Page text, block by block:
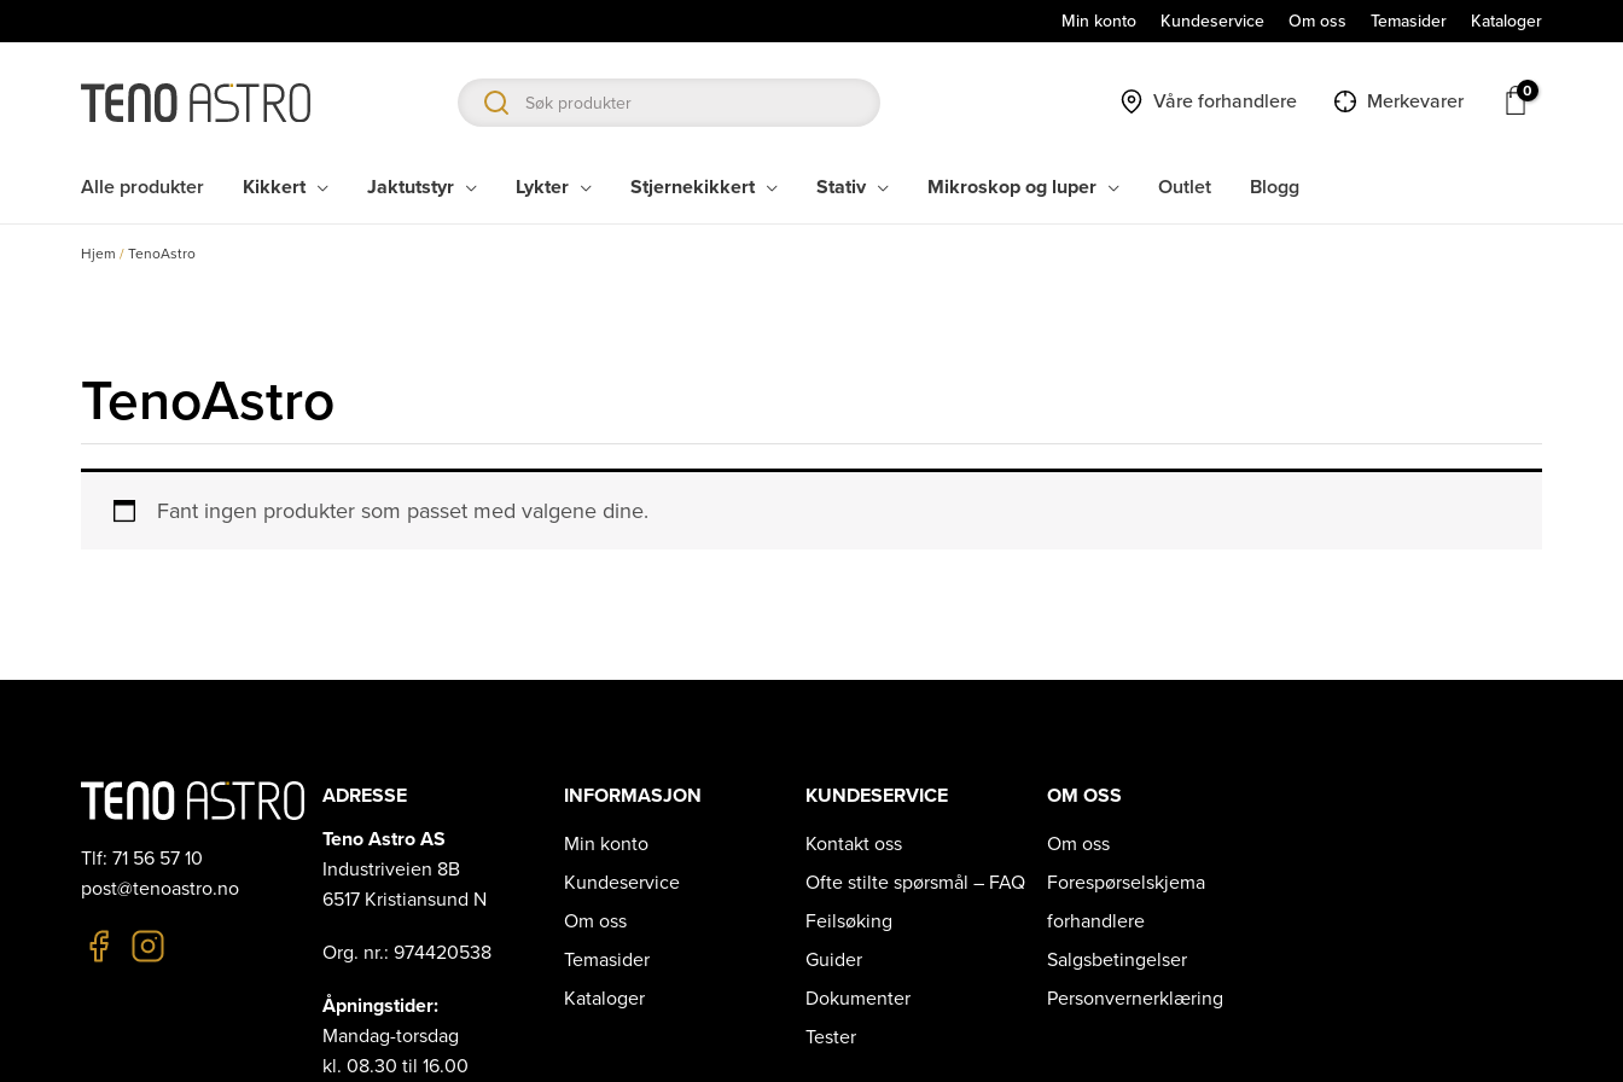
rett
Min konto Kundeservice Om oss Temasider Kataloger
Våre forhandlere Merkevarer
Alle produkter Kikkert Jaktutstyr Lykter Stjernekikkert Stativ Mikroskop og luper Outlet Blogg
Hjem /TenoAstro
TenoAstro
Fant ingen produkter som passet med valgene dine.
Tlf: 71 56 57 10
post@tenoastro.no
ADRESSE
Teno Astro AS
Industriveien 8B
6517 Kristiansund N
Org. nr.: 974420538
Åpningstider:
Mandag-torsdag
kl. 08.30 til 16.00
INFORMASJON
Min konto
Kundeservice
Om oss
Temasider
Kataloger
KUNDESERVICE
Kontakt oss
Ofte stilte spørsmål – FAQ
Feilsøking
Guider
Dokumenter
Tester
OM OSS
Om oss
Forespørselskjema
forhandlere
Salgsbetingelser
Personvernerklæring